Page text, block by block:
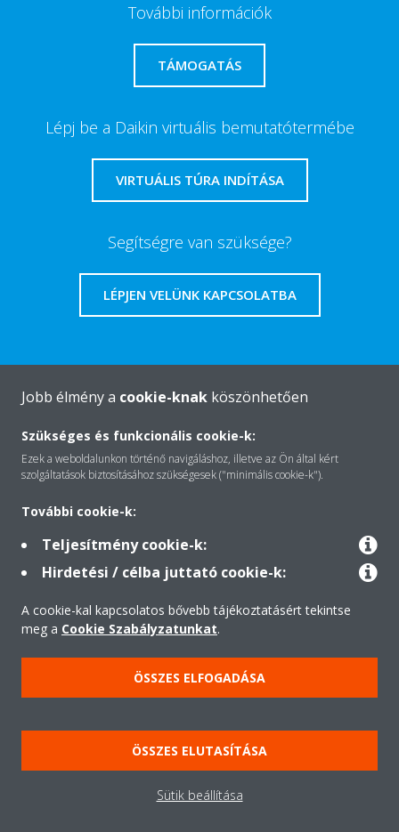
További információk
TÁMOGATÁS
Lépj be a Daikin virtuális bemutatótermébe
VIRTUÁLIS TÚRA INDÍTÁSA
Segítségre van szüksége?
LÉPJEN VELÜNK KAPCSOLATBA
A Daikin-ról
Megoldások
Kapcsolat
Termékek
Minden jog fenntartva © Daikin
Jogi nyilatkozat
Cookie-süti- nyilatkozat
Adatvédelmi szabályzat
Etika
Kereskedelmi Feltételek Üzleti Ügyfeleknek
Jobb élmény a cookie-knak köszönhetően
Szükséges és funkcionális cookie-k:
Ezek a weboldalunkon történő navigáláshoz, illetve az Ön által kért
szolgáltatások biztosításához szükségesek ("minimális cookie-k").
További cookie-k:
Teljesítmény cookie-k:
Hirdetési / célba juttató cookie-k:
A cookie-kal kapcsolatos bővebb tájékoztatásért tekintse
meg a Cookie Szabályzatunkat.
ÖSSZES ELFOGADÁSA
ÖSSZES ELUTASÍTÁSA
Sütik beállítása